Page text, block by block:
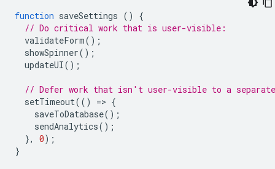
function saveSettings ()
{
// Do critical work that is user-visible:
validateForm();
showSpinner();
updateUI();
// Defer work that isn't user-visible to a
setTimeout(() => {
saveToDatabase();
sendAnalytics();
},
0);
}